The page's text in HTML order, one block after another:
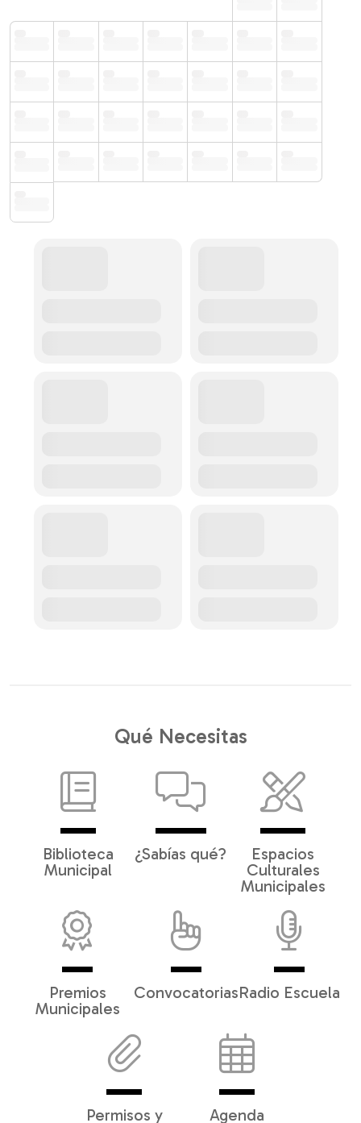
Qué Necesitas
Biblioteca
Municipal
¿Sabías qué?
Espacios
Culturales
Municipales
Premios
Municipales
ConvocatoriasRadio Escuela
Permisos y
Agenda